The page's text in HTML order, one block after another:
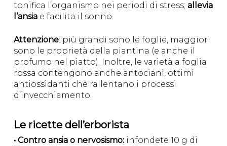
tonifica l’organismo nei periodi di stress; allevia
l’ansiae facilita il sonno.
Attenzione: più grandi sono le foglie, maggiori
sono le proprietà della piantina (e anche il
profumo nel piatto). Inoltre, le varietà a foglia
rossa contengono anche antociani, ottimi
antiossidanti che rallentano i processi
d’invecchiamento.
Le ricette dell’erborista
• Contro ansia o nervosismo:infondete 10 g di